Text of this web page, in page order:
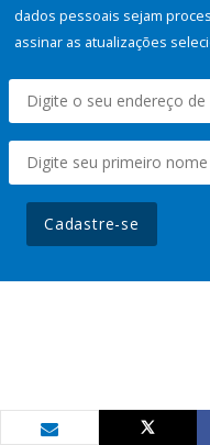
dados pessoais sejam
assinar as atualizações
Cadastre-se